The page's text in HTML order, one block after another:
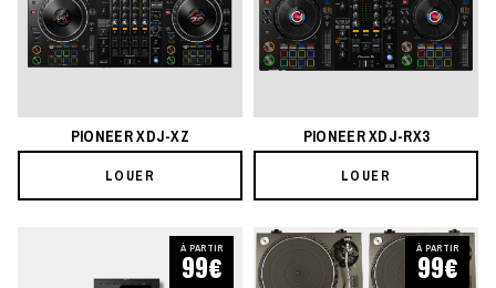
PIONEER XDJ-XZ
LOUER
PIONEER XDJ-RX3
LOUER
À PARTIR
99€
À PARTIR
99€